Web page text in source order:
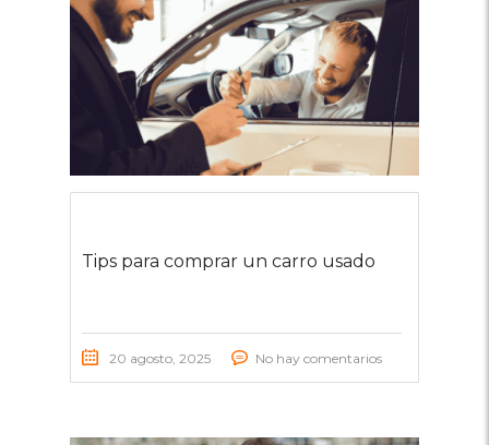
Tips para comprar un carro usado
20 agosto, 2025 No hay comentarios